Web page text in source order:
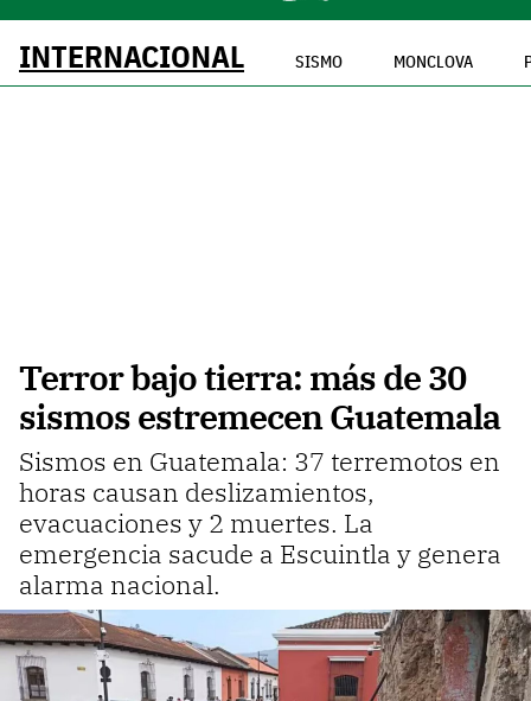
INTERNACIONAL SISMO MONCLOVA
Terror bajo tierra: más de 30
sismos estremecen Guatemala
Sismos en Guatemala: 37 terremotos en
horas causan deslizamientos,
evacuaciones y 2 muertes. La
emergencia sacude a Escuintla y genera
alarma nacional.